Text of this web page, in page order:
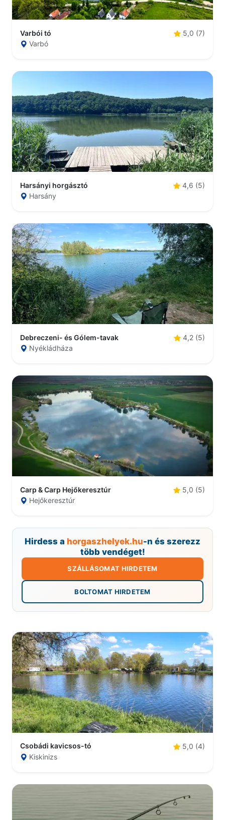
Varbói tó
5,0 (7)
Varbó
Harsányi horgásztó
4,6 (5)
Harsány
Debreczeni- és Gólem-tavak
4,2 (5)
Nyékládháza
Carp & Carp Hejőkeresztúr
5,0 (5)
Hejőkeresztúr
Hirdess a horgaszhelyek.hu-n és szerezz
több vendéget!
SZÁLLÁSOMAT HIRDETEM
BOLTOMAT HIRDETEM
Csobádi kavicsos-tó
5,0 (4)
Kiskinizs